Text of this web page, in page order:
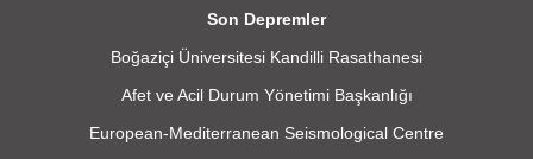
Son Depremler
Boğaziçi Üniversitesi Kandilli Rasathanesi
Afet ve Acil Durum Yönetimi Başkanlığı
European-Mediterranean Seismological Centre